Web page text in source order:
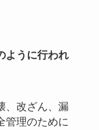
ように行われ
、改ざん、漏
管理のために